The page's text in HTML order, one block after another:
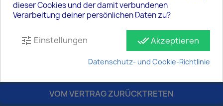
Unternehmen
Ihr Konto
keyboard_arrow_down
VOM VERTRAG ZURÜCKTRETEN
dieser Cookies und der damit verbundenen
Verarbeitung deiner persönlichen Daten zu?
done_allAkzeptieren
tune Einstellungen
Datenschutz- und Cookie-Richtlinie